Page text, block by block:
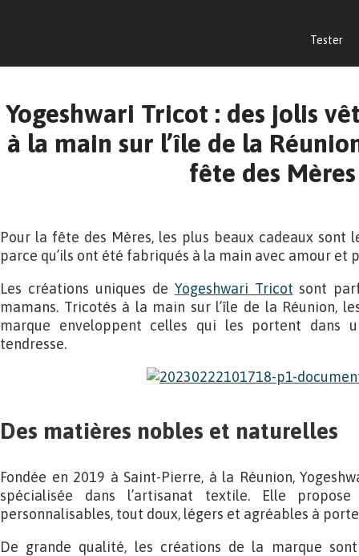
Tester
Yogeshwari Tricot : des jolis
à la main sur l’île de la
fête des Mères
Pour la fête des Mères, les plus beaux cadeaux sont
parce qu’ils ont été fabriqués à la main avec amour et
Les créations uniques de Yogeshwari Tricot sont
mamans. Tricotés à la main sur l’île de la Réunion,
marque enveloppent celles qui les portent dans
tendresse.
Des matières nobles et naturelles
Fondée en 2019 à Saint-Pierre, à la Réunion,
spécialisée dans l’artisanat textile. Elle
personnalisables, tout doux, légers et agréables à
De grande qualité, les créations de la marque